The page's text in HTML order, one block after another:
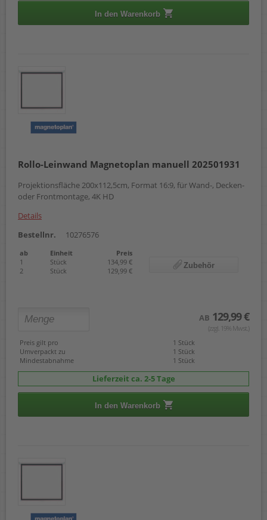
In den Warenkorb
Rollo-Leinwand Magnetoplan manuell 202501931
Projektionsfläche 200x112,5cm, Format 16:9, für Wand-, Decken-
oder Frontmontage, 4K HD
Details
Bestellnr.
10276576
ab Einheit
Preis
1
Stück
134,99 €
2
Stück 129,99 €
Zubehör
AB 129,99 €
(zzgl. 19% Mwst.)
Preis gilt pro
1 Stück
Umverpackt zu
1 Stück
Mindestabnahme
1 Stück
Lieferzeit ca. 2-5 Tage
In den Warenkorb